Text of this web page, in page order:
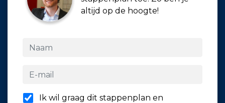
altijd op de hoogte!
Ik wil graag dit stappenplan en